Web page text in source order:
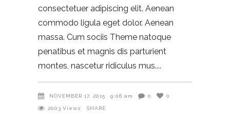
consectetuer adipiscing elit. Aenean
commodo ligula eget dolor. Aenean
massa. Cum sociis Theme natoque
penatibus et magnis dis parturient
montes, nascetur ridiculus mus.
NOVEMBER 17, 2015 9:06 am 0 0
2003 Views SHARE